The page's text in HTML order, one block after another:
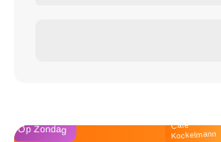
Op Zondag Café
Kockelmann